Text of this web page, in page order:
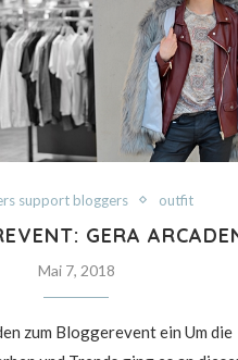
support bloggers outfit
GERA
Mai 7, 2018
zum Bloggerevent ein Um die